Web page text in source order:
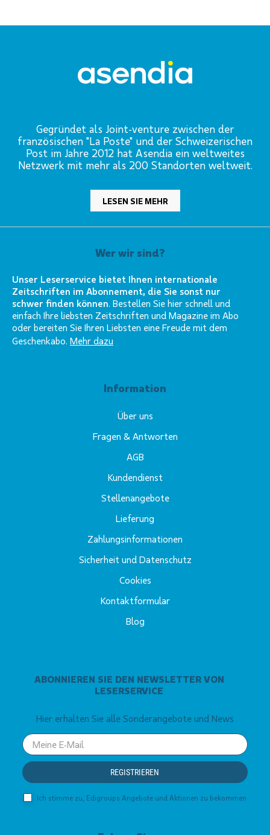
Gegründet als Joint-venture zwischen der
französischen "La Poste" und der Schweizerischen
Post im Jahre 2012 hat Asendia ein weltweites
Netzwerk mit mehr als 200 Standorten weltweit.
LESEN SIE MEHR
Wer wir sind?
Unser Leserservice bietet Ihnen internationale
Zeitschriften im Abonnement, die Sie sonst nur
schwer finden können. Bestellen Sie hier schnell und
einfach Ihre liebsten Zeitschriften und Magazine im Abo
oder bereiten Sie Ihren Liebsten eine Freude mit dem
Geschenkabo. Mehr dazu
ABONNIEREN SIE DEN NEWSLETTER VON
LESERSERVICE
Hier erhalten Sie alle Sonderangebote und News
Your
email
REGISTRIEREN
Ich stimme zu, Edigroups Angebote und Aktionen zu bekommen
Information
Über uns
Fragen & Antworten
AGB
Kundendienst
Stellenangebote
Lieferung
Zahlungsinformationen
Sicherheit und Datenschutz
Cookies
Kontaktformular
Blog